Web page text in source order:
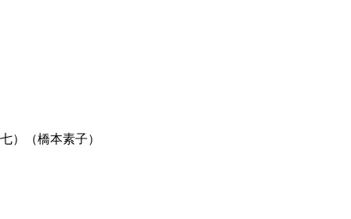
）（橋本素子）